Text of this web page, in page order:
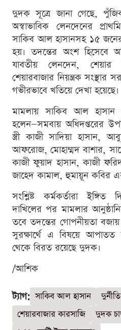
দুদক সূত্রে জানা গেছে,
অস্বাভাবিক লেনদেনের
সাকিব আল হাসানসহ ১৫ জনের
হয়। তদন্তের অংশ হিসেবে
যাবতীয় লেনদেন, শেয়ার
শেয়ারবাজার নিয়ন্ত্রক সংস্থার
গভীরভাবে খতিয়ে দেখা হয়েছে।
মামলায় সাকিব আল হাসান
হলেন—সমবায় অধিদপ্তরের
স্ত্রী কাজী সাদিয়া হাসান,
আফরোজ, মোহাম্মদ বাশার,
কাজী ফুয়াদ হাসান, কাজী
জাহেদ কামাল, হুমায়ূন কবির
সংশ্লিষ্ট কর্মকর্তারা
দাখিলের পর মামলার
তবে তদন্তের গোপনীয়তা
সুরক্ষার্থে এ বিষয়ে আপাতত
থেকে বিরত রয়েছে দুদক।
/আশিক
ট্যাগ: সাকিব আল হাসান
শেয়ারবাজার কারসাজি
দুদক